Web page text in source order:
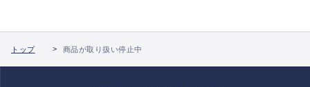
トップ 商品が取り扱い停止中